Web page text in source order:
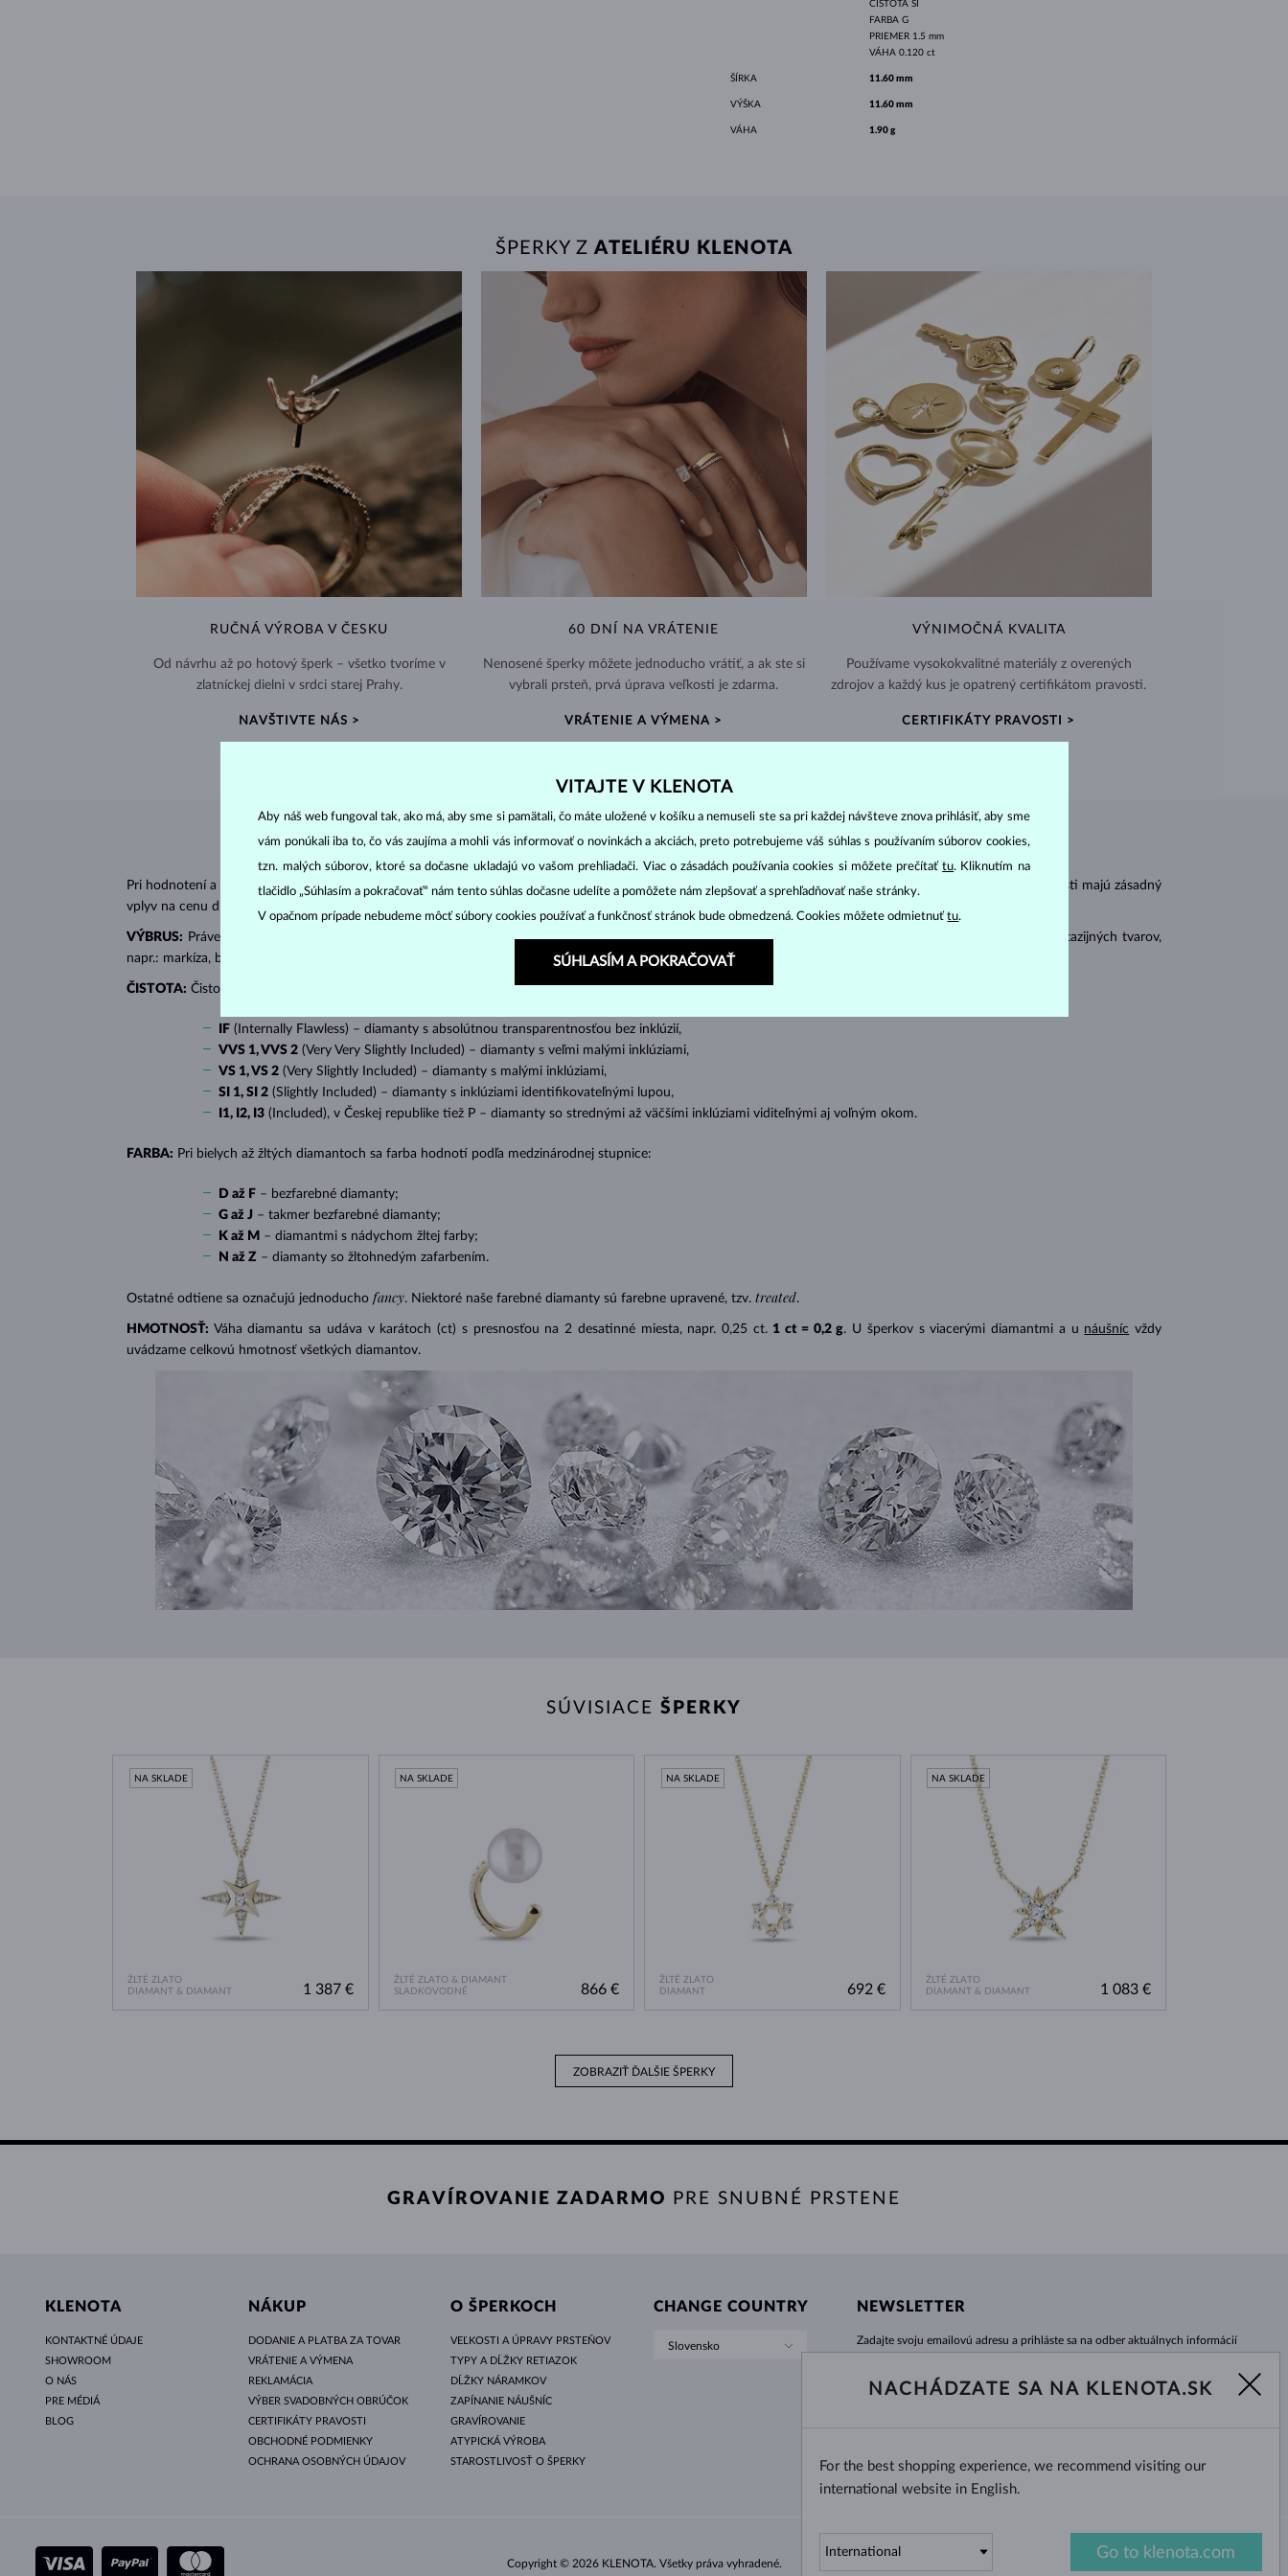
ČISTOTA SI
FARBA G
PRIEMER 1.5 mm
VÁHA 0.120 ct
ŠÍRKA 11.60 mm
VÝŠKA 11.60 mm
VÁHA 1.90 g
ŠPERKY Z ATELIÉRU KLENOTA
RUČNÁ VÝROBA V ČESKU
Od návrhu až po hotový šperk – všetko tvoríme v
zlatníckej dielni v srdci starej Prahy.
NAVŠTIVTE NÁS >
60 DNÍ NA VRÁTENIE
Nenosené šperky môžete jednoducho vrátiť, a ak ste si
vybrali prsteň, prvá úprava veľkosti je zdarma.
VRÁTENIE A VÝMENA >
VÝNIMOČNÁ KVALITA
Používame vysokokvalitné materiály z overených
zdrojov a každý kus je opatrený certifikátom pravosti.
CERTIFIKÁTY PRAVOSTI >
DIAMANTOVÉŠPERKY
Pri hodnotení a certifikáciidiamantovsa posudzujú ich základné parametre, tzv. 4C: výbrus (cut), čistota (clarity), farba (color) a hmotnosť
). Tieto vlastnosti majú zásadný
vplyv na cenu diamantu.
VÝBRUS: Práve správny výbrus dodáva diamantu jeho oslnivý lesk. Najobľúbenejší je výbrus guľatý, tzv. briliant
. Diamanty sa brúsia aj do mnohých tzv. fantazijných tvarov,
napr.: markíza, bageta, srdiečko, slza, ovál či princess (štvorboký alebo trojboký výbrus s ostrými rohmi, populárny najmä u
ČISTOTA: Čistotu určuje množstvo, veľkosť a rozloženie tzv. inkluzií čiže vnútorných nedokonalostí diamantu:
IF (Internally Flawless) – diamanty s absolútnou transparentnosťou bez inklúzií,
VVS 1, VVS 2 (Very Very Slightly Included) – diamanty s veľmi malými inklúziami,
VS 1, VS 2 (Very Slightly Included) – diamanty s malými inklúziami,
SI 1, SI 2 (Slightly Included) – diamanty s inklúziami identifikovateľnými lupou,
I1, I2, I3 (Included), v Českej republike tiež P – diamanty so strednými až väčšími inklúziami viditeľnými aj voľným okom.
FARBA: Pri bielych až žltých diamantoch sa farba hodnotí podľa medzinárodnej stupnice:
D až F – bezfarebné diamanty;
G až J – takmer bezfarebné diamanty;
K až M – diamantmi s nádychom žltej farby;
N až Z – diamanty so žltohnedým zafarbením.
Ostatné odtiene sa označujú jednoducho fancy. Niektoré naše farebné diamanty sú farebne upravené, tzv. treated.
HMOTNOSŤ: Váha diamantu sa udáva v karátoch (ct) s presnosťou na 2 desatinné miesta, napr. 0,25 ct. 1 ct = 0,2 g. U šperkov s viacerými diamantmi a u náušníc vždy
uvádzame celkovú hmotnosť všetkých diamantov.
SÚVISIACE ŠPERKY
ŽLTÉ ZLATO
DIAMANT & DIAMANT
NA SKLADE
1 387 €
ŽLTÉ ZLATO & DIAMANT
SLADKOVODNÉ
NA SKLADE
866 €
ŽLTÉ ZLATO
DIAMANT
NA SKLADE
692 €
ŽLTÉ ZLATO
DIAMANT & DIAMANT
NA SKLADE
1 083 €
ZOBRAZIŤ ĎALŠIE ŠPERKY
GRAVÍROVANIE ZADARMO PRE SNUBNÉ PRSTENE
KLENOTA
KONTAKTNÉ ÚDAJE
SHOWROOM
O NÁS
PRE MÉDIÁ
BLOG
NÁKUP
DODANIE A PLATBA ZA TOVAR
VRÁTENIE A VÝMENA
REKLAMÁCIA
VÝBER SVADOBNÝCH OBRÚČOK
CERTIFIKÁTY PRAVOSTI
OBCHODNÉ PODMIENKY
OCHRANA OSOBNÝCH ÚDAJOV
O ŠPERKOCH
VEĽKOSTI A ÚPRAVY PRSTEŇOV
TYPY A DĹŽKY RETIAZOK
DĹŽKY NÁRAMKOV
ZAPÍNANIE NÁUŠNÍC
GRAVÍROVANIE
ATYPICKÁ VÝROBA
STAROSTLIVOSŤ O ŠPERKY
CHANGE COUNTRY
Slovensko
NEWSLETTER
Zadajte svoju emailovú adresu a prihláste sa na odber aktuálnych informácií
Žiadna novinka, akcia či zľava Vám už neunikne!
Áno, chcem dostávať zaujímavé novinky na e-mail.
Copyright © 2026 KLENOTA. Všetky práva vyhradené.
VITAJTE V KLENOTA
Aby náš web fungoval tak, ako má, aby sme si pamätali, čo máte uložené v košíku a nemuseli ste sa pri každej návšteve znova prihlásiť, aby sme
vám ponúkali iba to, čo vás zaujíma a mohli vás informovať o novinkách a akciách, preto potrebujeme váš súhlas s používaním súborov cookies,
tzn. malých súborov, ktoré sa dočasne ukladajú vo vašom prehliadači. Viac o zásadách používania cookies si môžete prečítaťtu. Kliknutím na
tlačidlo „Súhlasím a pokračovať“ nám tento súhlas dočasne udelíte a pomôžete nám zlepšovať a sprehľadňovať naše stránky.
V opačnom prípade nebudeme môcť súbory cookies používať a funkčnosť stránok bude obmedzená. Cookies môžete odmietnuťtu.
SÚHLASÍM A POKRAČOVAŤ
NACHÁDZATE SA NA KLENOTA.SK
For the best shopping experience, we recommend visiting our
international website in English.
Go to klenota.com